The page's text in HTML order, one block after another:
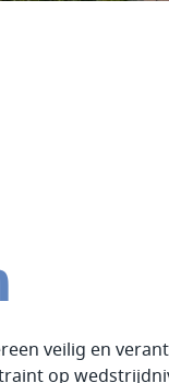
veilig en
op